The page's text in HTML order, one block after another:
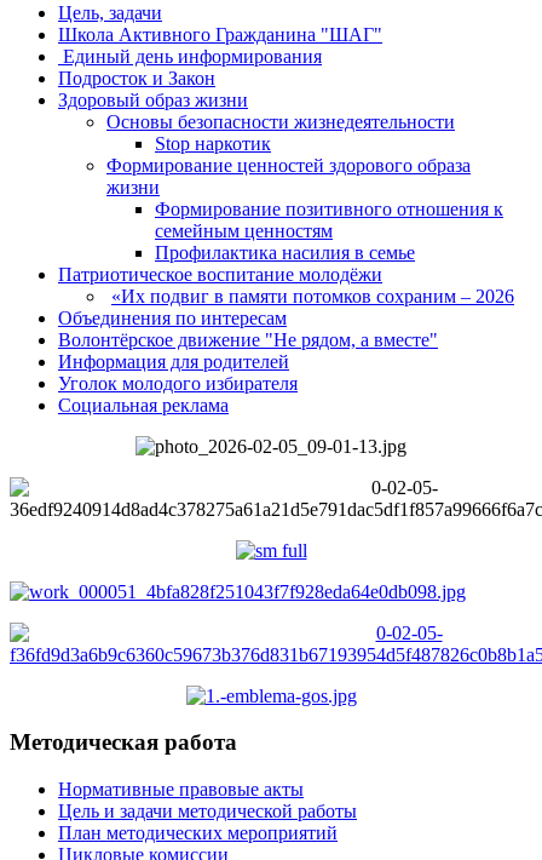
Цель, задачи
Школа Активного Гражданина "ШАГ"
Единый день информирования
Подросток и Закон
Здоровый образ жизни
Основы безопасности жизнедеятельности
Stop наркотик
Формирование ценностей здорового образа
жизни
Формирование позитивного отношения к
семейным ценностям
Профилактика насилия в семье
Патриотическое воспитание молодёжи
«Их подвиг в памяти потомков сохраним – 2026
Объединения по интересам
Волонтёрское движение "Не рядом, а вместе"
Информация для родителей
Уголок молодого избирателя
Социальная реклама
Методическая работа
Нормативные правовые акты
Цель и задачи методической работы
План методических мероприятий
Цикловые комиссии